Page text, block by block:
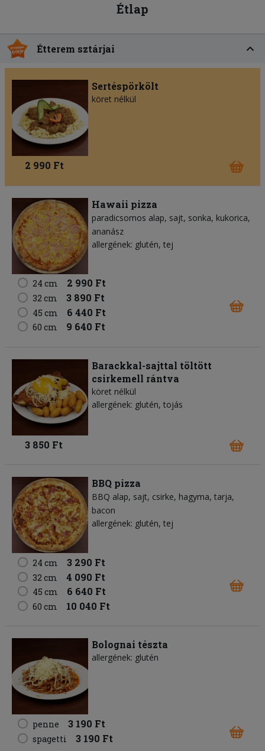
Étlap
Étterem sztárjai
Sertéspörkölt
köret nélkül
2 990 Ft
Hawaii pizza
paradicsomos alap sajt sonka kukorica
ananász
allergének: glutén, tej
24 cm 2 990 Ft
32 cm 3 890 Ft
45 cm 6 440 Ft
60 cm 9 640 Ft
Barackkal-sajttal töltött
csirkemell rántva
köret nélkül
allergének: glutén, tojás
3 850 Ft
BBQ pizza
BBQ alap sajt csirke hagyma tarja
bacon
allergének: glutén, tej
24 cm 3 290 Ft
32 cm 4 090 Ft
45 cm 6 640 Ft
60 cm 10 040 Ft
Bolognai tészta
allergének: glutén
penne 3 190 Ft
spagetti 3 190 Ft